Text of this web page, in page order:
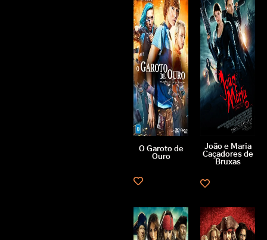
O Garoto de
Ouro
João e Maria
Caçadores de
Bruxas